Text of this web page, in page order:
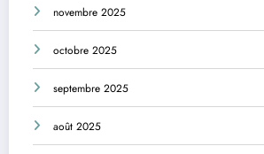
novembre 2025
octobre 2025
septembre 2025
août 2025